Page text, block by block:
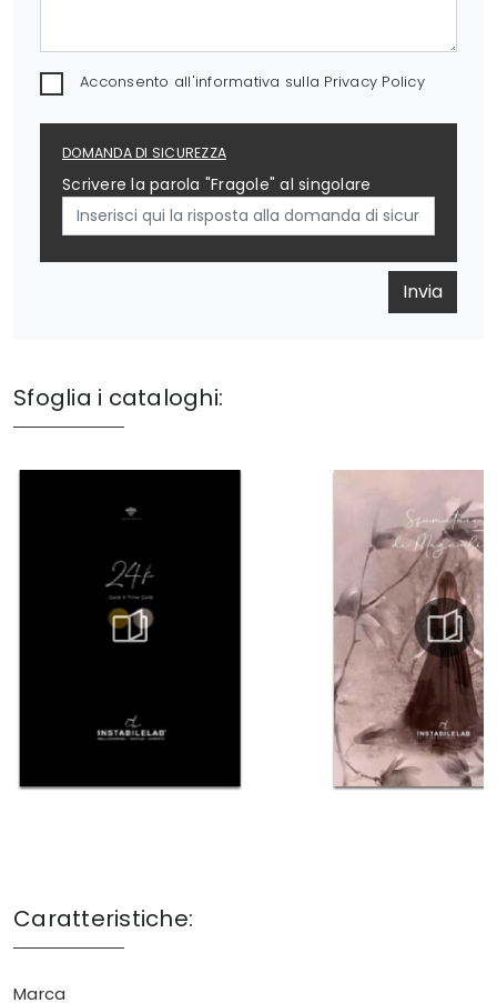
Acconsento all'informativa sulla Privacy Policy
DOMANDA DI SICUREZZA
Scrivere la parola "Fragole" al singolare
Invia
Sfoglia i cataloghi:
Caratteristiche:
Marca